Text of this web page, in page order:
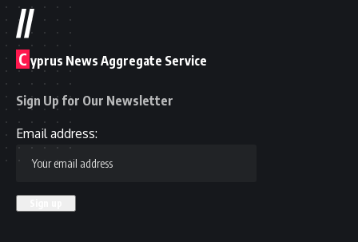
//
C yprus News Aggregate Service
Sign Up for Our Newsletter
Email address: